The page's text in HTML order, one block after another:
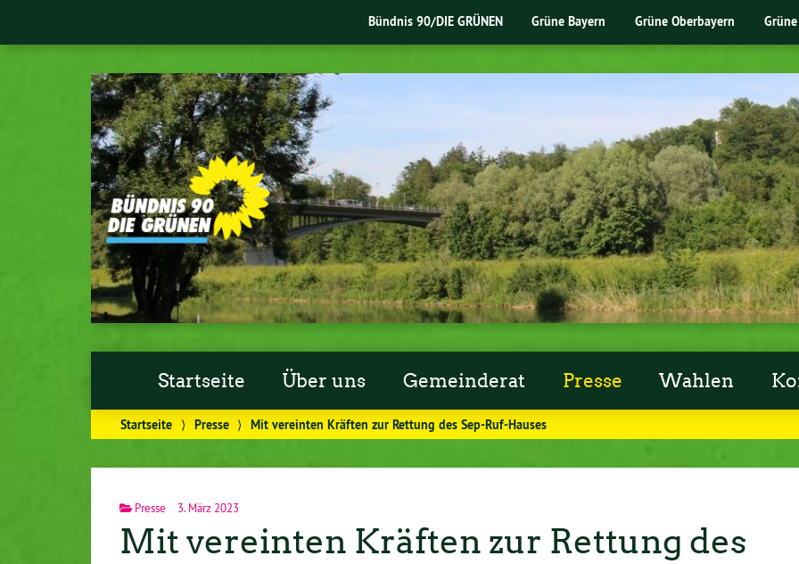
Bündnis 90/DIE GRÜNEN Grüne Bayern Grüne Oberbayern
Startseite Über uns Gemeinderat Presse Wahlen
Startseite ⟩ Presse ⟩ Mit vereinten Kräften zur Rettung des Sep-Ruf-Hauses
Presse 3. März 2023
Mit vereinten Kräften zur Rettung des